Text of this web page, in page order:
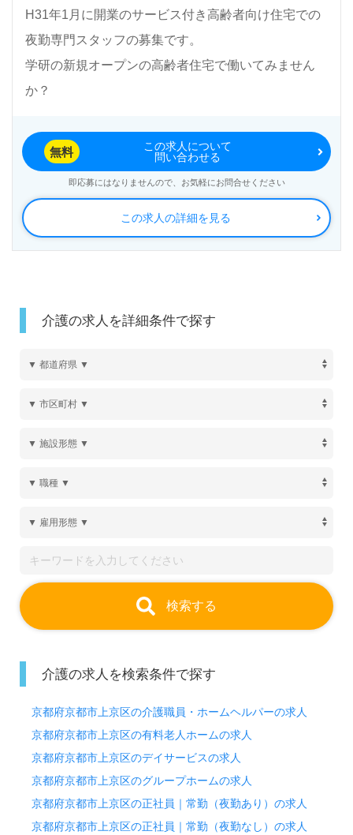
会社名 ：株式会社学研ホールディングス（GAKKEN
設立年月：1947年3月31日
資本金 ：19,817百万円
し」を叶えるために、サービス付き高齢者向け住宅・認知
症高齢者グループホームを中心に国内外400棟以上の運営
をしています。また、在宅介護・看護サービスや認知症予
H31年1月に開業のサービス付き高齢者向け住宅での
夜勤専門スタッフの募集です。
学研の新規オープンの高齢者住宅で働いてみません
か？
この求人の詳細を見る
無料
この求人について
問い合わせる
即応募にはなりませんので、お気軽にお問合せください
介護の求人を詳細条件で探す
検索する
介護の求人を検索条件で探す
京都府京都市上京区の介護職員・ホームヘルパーの求人
京都府京都市上京区の有料老人ホームの求人
京都府京都市上京区のデイサービスの求人
京都府京都市上京区のグループホームの求人
京都府京都市上京区の正社員｜常勤（夜勤あり）の求人
京都府京都市上京区の正社員｜常勤（夜勤なし）の求人